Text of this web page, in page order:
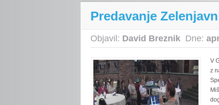
Predavanje
Objavil: David Breznik Dne:
V
z